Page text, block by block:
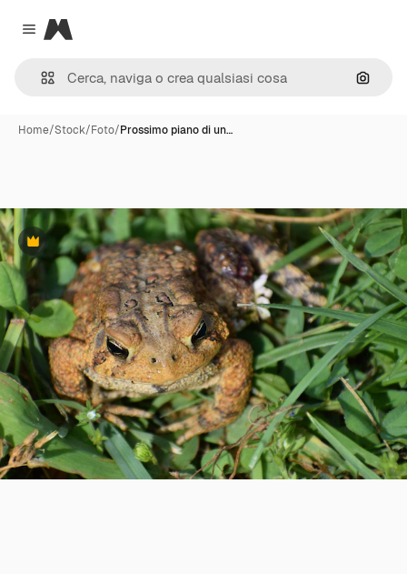
Close menu
Magnific
Cerca
Home/Stock/Foto/Prossimo piano di un…
Premium